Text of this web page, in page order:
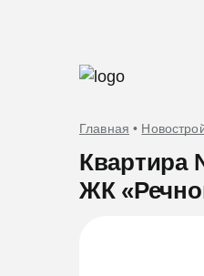
Главная •
Квартира
ЖК